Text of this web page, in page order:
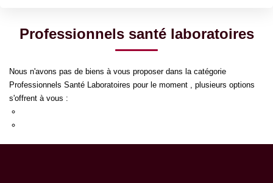
Type de bien
Budget max Plus de critères
Professionnels santé laboratoires
Nous n'avons pas de biens à vous proposer dans la catégorie
Professionnels Santé Laboratoires pour le moment , plusieurs options
s'offrent à vous :